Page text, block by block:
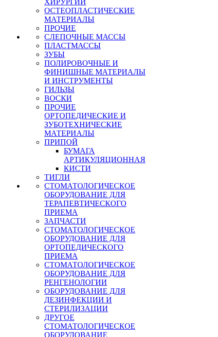
ХИРУРГИИ
ОСТЕОПЛАСТИЧЕСКИЕ
МАТЕРИАЛЫ
ПРОЧИЕ
СЛЕПОЧНЫЕ МАССЫ
ПЛАСТМАССЫ
ЗУБЫ
ПОЛИРОВОЧНЫЕ И
ФИНИШНЫЕ МАТЕРИАЛЫ
И ИНСТРУМЕНТЫ
ГИЛЬЗЫ
ВОСКИ
ПРОЧИЕ
ОРТОПЕДИЧЕСКИЕ И
ЗУБОТЕХНИЧЕСКИЕ
МАТЕРИАЛЫ
ПРИПОЙ
БУМАГА
АРТИКУЛЯЦИОННАЯ
КИСТИ
ТИГЛИ
СТОМАТОЛОГИЧЕСКОЕ
ОБОРУДОВАНИЕ ДЛЯ
ТЕРАПЕВТИЧЕСКОГО
ПРИЕМА
ЗАПЧАСТИ
СТОМАТОЛОГИЧЕСКОЕ
ОБОРУДОВАНИЕ ДЛЯ
ОРТОПЕДИЧЕСКОГО
ПРИЕМА
СТОМАТОЛОГИЧЕСКОЕ
ОБОРУДОВАНИЕ ДЛЯ
РЕНГЕНОЛОГИИ
ОБОРУДОВАНИЕ ДЛЯ
ДЕЗИНФЕКЦИИ И
СТЕРИЛИЗАЦИИ
ДРУГОЕ
СТОМАТОЛОГИЧЕСКОЕ
ОБОРУДОВАНИЕ